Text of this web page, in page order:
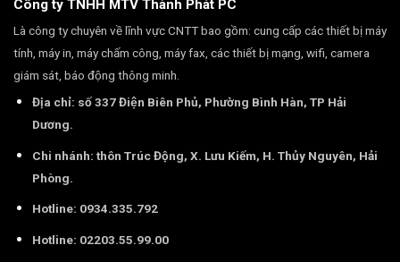
Công ty TNHH MTV Thành Phát PC
Là công ty chuyên về lĩnh vực CNTT bao gồm: cung cấp các thiết bị máy
tính, máy in, máy chấm công, máy fax, các thiết bị mạng, wifi, camera
giám sát, báo động thông minh.
Địa chỉ: số 337 Điện Biên Phủ, Phường Bình Hàn, TP Hải
Dương.
Chi nhánh: thôn Trúc Động, X. Lưu Kiếm, H. Thủy Nguyên, Hải
Phòng.
Hotline: 0934.335.792
Hotline: 02203.55.99.00